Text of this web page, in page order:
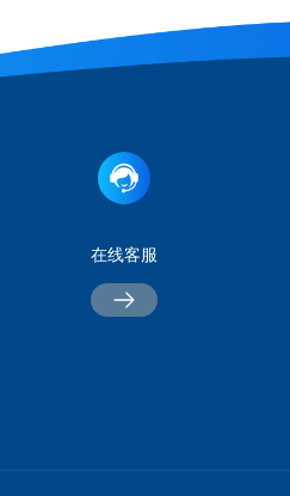
在线客服